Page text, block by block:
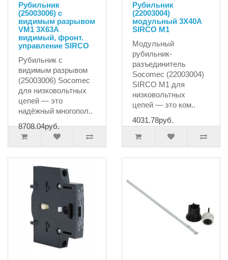
Рубильник
(25003006) с
видимым разрывом
VM1 3X63A
видимый, фронт.
управление SIRCO
Рубильник с
видимым разрывом
(25003006) Socomec
для низковольтных
цепей — это
надёжный многопол..
8708.04руб.
Рубильник
(22003004)
модульный 3X40A
SIRCO M1
Модульный
рубильник-
разъединитель
Socomec (22003004)
SIRCO M1 для
низковольтных
цепей — это ком..
4031.78руб.